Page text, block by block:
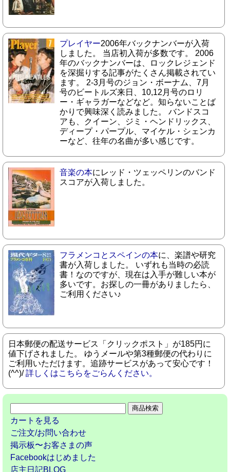
プレイヤー2006年バックナンバーが入荷
しました。 当店初入荷が多数です。 2006
年のバックナンバーは、ロックレジェンド
を深掘りする記事がたくさん掲載されてい
ます。 2-3月号のジョン・ボーナム、7月
号のビートルズ来日、10,12月号のロリ
ー・ギャラガーなどなど。知らないことば
かりで興味深く読みました。 バンドスコ
アも、クイーン、ジミ・ヘンドリックス、
ディープ・パープル、マイケル・シェンカ
ーなど、往年の名曲が多い感じです。
音楽の本にレッド・ツェッペリンのバンド
スコアが入荷しました。
フラメンコとスペインの本に、楽譜や研究
書が入荷しました。 いずれも当時の必読
書！なのですが、現在は入手が難しい本が
多いです。お探しの一冊がありましたら、
ご利用ください♪
日本郵便の配送サービス「クリックポスト」が185円に
値下げされました。 ゆうメールや第3種郵便の代わりに
ご利用いただけます。追跡サービスがあって安心です！
(^^)/詳しくはこちらをごらんください。
カートを見る
ご注文/お問い合わせ
掲示板〜お客さまの声
Facebookはじめました
店主日記BLOG